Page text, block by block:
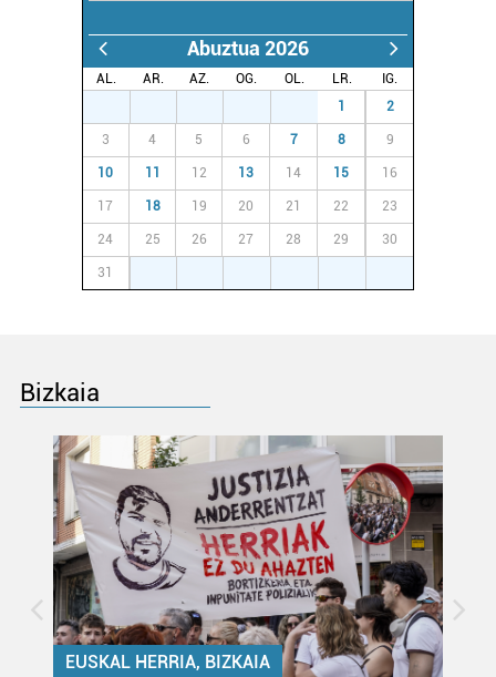
Abuztua 2026
AL. AR. AZ. OG. OL. LR.
IG.
1 2
3 4 5 6 7 8 9
10 11 12 13 14 15 16
17 18 19 20 21 22 23
24 25 26 27 28 29 30
31
Bizkaia
EUSKAL HERRIA, BIZKAIA